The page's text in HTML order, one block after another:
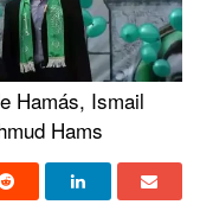
Hamás, Ismail
Hams